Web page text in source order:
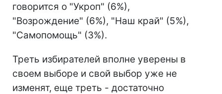
говорится о "Укроп" (6%),
"Возрождение" (6%), "Наш край" (5%),
"Самопомощь" (3%).
Треть избирателей вполне уверены в
своем выборе и свой выбор уже не
изменят, еще треть - достаточно